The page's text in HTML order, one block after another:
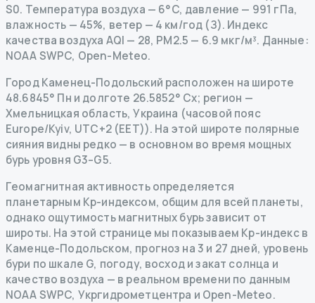
S0. Температура воздуха — 6°C, давление — 991 гПа,
влажность — 45%, ветер — 4 км/год (З). Индекс
качества воздуха AQI — 28, PM2.5 — 6.9 мкг/м³. Данные:
NOAA SWPC, Open-Meteo.
Город Каменец-Подольский расположен на широте
48.6845° Пн и долготе 26.5852° Сх; регион —
Хмельницкая область, Украина (часовой пояс
Europe/Kyiv, UTC+2 (EET)). На этой широте полярные
сияния видны редко — в основном во время мощных
бурь уровня G3–G5.
Геомагнитная активность определяется
планетарным Kp-индексом, общим для всей планеты,
однако ощутимость магнитных бурь зависит от
широты. На этой странице мы показываем Kp-индекс в
Каменце-Подольском, прогноз на 3 и 27 дней, уровень
бури по шкале G, погоду, восход и закат солнца и
качество воздуха — в реальном времени по данным
NOAA SWPC, Укргидрометцентра и Open-Meteo.